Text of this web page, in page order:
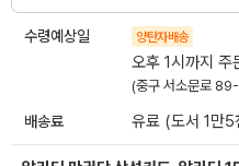
수령예상일 양탄자배송
오후 1시까지 주
(중구 서소문로
배송료 유료 (도서 1만5